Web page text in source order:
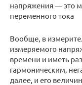
напряжения — это
переменного тока
Вообще, в
измеряемого
времени и иметь
гармоническим,
далее, и его